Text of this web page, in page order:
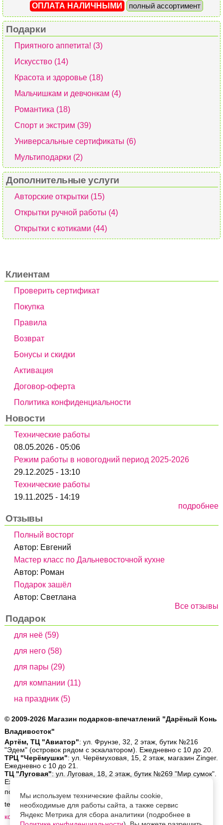
ОПЛАТА НАЛИЧНЫМИ
полный ассортимент
Подарки
Приятного аппетита! (3)
Искусство (14)
Красота и здоровье (18)
Мальчишкам и девчонкам (4)
Романтика (18)
Спорт и экстрим (39)
Универсальные сертификаты (6)
Мультиподарки (2)
Дополнительные услуги
Авторские открытки (15)
Открытки ручной работы (4)
Открытки с котиками (44)
Клиентам
Проверить сертификат
Покупка
Правила
Возврат
Бонусы и скидки
Активация
Договор-оферта
Политика конфиденциальности
Новости
Технические работы
08.05.2026 - 05:06
Режим работы в новогодний период 2025-2026
29.12.2025 - 13:10
Технические работы
19.11.2025 - 14:19
подробнее
Отзывы
Полный восторг
Автор: Евгений
Мастер класс по Дальневосточной кухне
Автор: Роман
Подарок зашёл
Автор:Светлана
Все отзывы
Подарок
для неё (59)
для него (58)
для пары (29)
для компании (11)
на праздник (5)
© 2009-2026 Магазин подарков-впечатлений "Дарёный Конь
Владивосток"
Артём, ТЦ "Авиатор": ул. Фрунзе, 32, 2 этаж, бутик №216
"Эдем" (островок рядом с эскалатором). Ежедневно с 10 до 20.
ТРЦ "Черёмушки": ул. Черёмуховая, 15, 2 этаж, магазин Zinger.
Ежедневно с 10 до 21.
ТЦ "Луговая": ул. Луговая, 18, 2 этаж, бутик №269 "Мир сумок".
Ежедневно с 10 до 19.
позвонить:
| написать: order@gifthorse.ru
telegram:+7-902-559-08-30| whatsapp: +7-902-559-08-30
контакты
Мы используем технические файлы cookie,
необходимые для работы сайта, а также сервис
Яндекс Метрика для сбора аналитики (подробнее в